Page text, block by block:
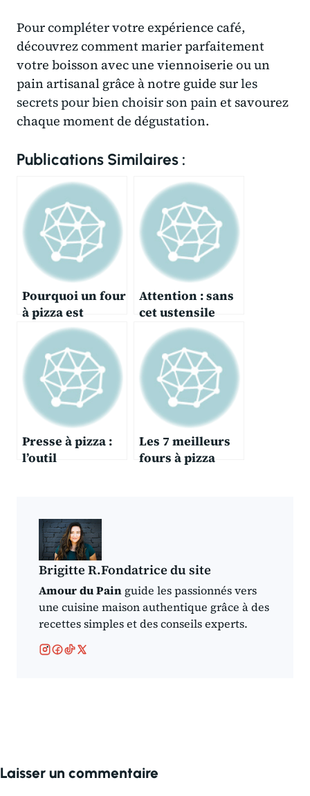
Pour compléter votre expérience café,
découvrez comment marier parfaitement
votre boisson avec une viennoiserie ou un
pain artisanal grâce à notre guide surles
secrets pour bien choisir son painet savourez
chaque moment de dégustation.
Publications Similaires :
Pourquoi un four
à pizza est
meilleur qu’un
four ménager ?
Attention : sans
cet ustensile
dans votre
cuisine, vous
risquez de rater
toutes vos
recettes !
Presse à pizza :
l’outil
Les 7 meilleurs
fours à pizza
Brigitte R.Fondatrice du site
Amour du Pain guide les passionnés vers
une cuisine maison authentique grâce à des
recettes simples et des conseils experts.
Laisser un commentaire